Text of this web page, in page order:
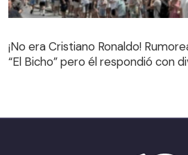
¡No era Cristiano Ronaldo!
“El Bicho” pero él respondió con